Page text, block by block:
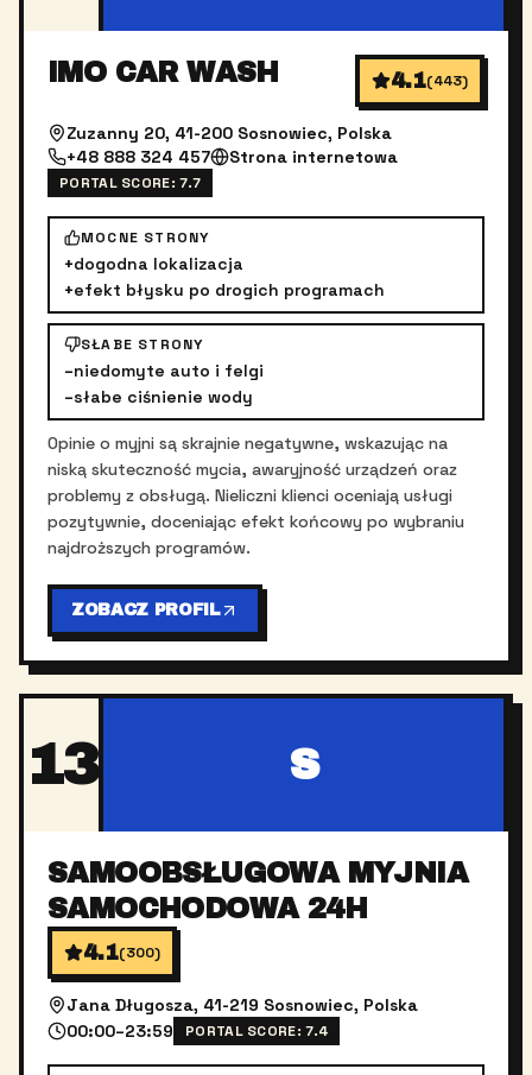
IMO CAR WASH 4.1(443)
Zuzanny 20, 41-200 Sosnowiec, Polska
+48 888 324 457
Strona internetowa
PORTAL SCORE:7.7
MOCNE STRONY
+dogodna lokalizacja
+efekt błysku po drogich programach
SŁABE STRONY
–niedomyte auto i felgi
–słabe ciśnienie wody
Opinie o myjni są skrajnie negatywne, wskazując na
niską skuteczność mycia, awaryjność urządzeń oraz
problemy z obsługą. Nieliczni klienci oceniają usługi
pozytywnie, doceniając efekt końcowy po wybraniu
najdroższych programów.
ZOBACZ PROFIL
13 S
SAMOOBSŁUGOWA MYJNIA
SAMOCHODOWA 24H
4.1(300)
Jana Długosza, 41-219 Sosnowiec, Polska
00:00–23:59
PORTAL SCORE:7.4